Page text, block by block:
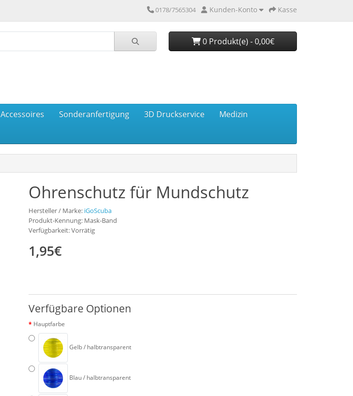
0178/7565304 Kunden-Konto Kasse
0 Produkt(e) - 0,00€
Accessoires Sonderanfertigung 3D Druckservice
Medizin
Ohrenschutz für Mundschutz
Hersteller / Marke: iGoScuba
Produkt-Kennung: Mask-Band
Verfügbarkeit: Vorrätig
1,95€
Verfügbare Optionen
Hauptfarbe
Gelb / halbtransparent
Blau / halbtransparent